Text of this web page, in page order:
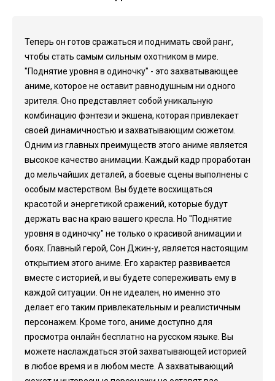
Теперь он готов сражаться и поднимать свой ранг,
чтобы стать самым сильным охотником в мире.
"Поднятие уровня в одиночку" - это захватывающее
аниме, которое не оставит равнодушным ни одного
зрителя. Оно представляет собой уникальную
комбинацию фэнтези и экшена, которая привлекает
своей динамичностью и захватывающим сюжетом.
Одним из главных преимуществ этого аниме является
высокое качество анимации. Каждый кадр проработан
до мельчайших деталей, а боевые сцены выполнены с
особым мастерством. Вы будете восхищаться
красотой и энергетикой сражений, которые будут
держать вас на краю вашего кресла. Но "Поднятие
уровня в одиночку" не только о красивой анимации и
боях. Главный герой, Сон Джин-у, является настоящим
открытием этого аниме. Его характер развивается
вместе с историей, и вы будете сопереживать ему в
каждой ситуации. Он не идеален, но именно это
делает его таким привлекательным и реалистичным
персонажем. Кроме того, аниме доступно для
просмотра онлайн бесплатно на русском языке. Вы
можете наслаждаться этой захватывающей историей
в любое время и в любом месте. А захватывающий